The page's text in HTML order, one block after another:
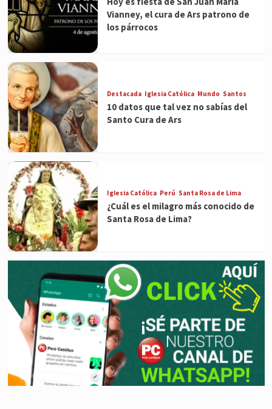
Vianney, el cura de Ars patrono de
los párrocos
Destacada Iglesia Católica Mundo Santos
10 datos que tal vez no sabías del
Santo Cura de Ars
Iglesia Católica Perú Santa Rosa de Lima
¿Cuál es el milagro más conocido de
Santa Rosa de Lima?